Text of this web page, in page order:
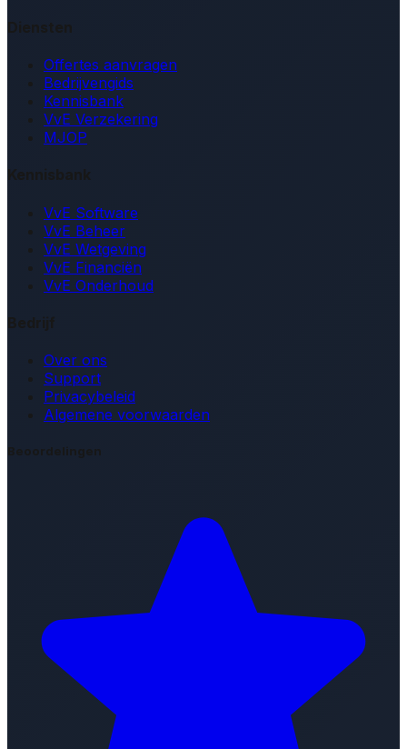
Diensten
Offertes aanvragen
Bedrijvengids
Kennisbank
VvE Verzekering
MJOP
Kennisbank
VvE Software
VvE Beheer
VvE Wetgeving
VvE Financiën
VvE Onderhoud
Bedrijf
Over ons
Support
Privacybeleid
Algemene voorwaarden
Beoordelingen